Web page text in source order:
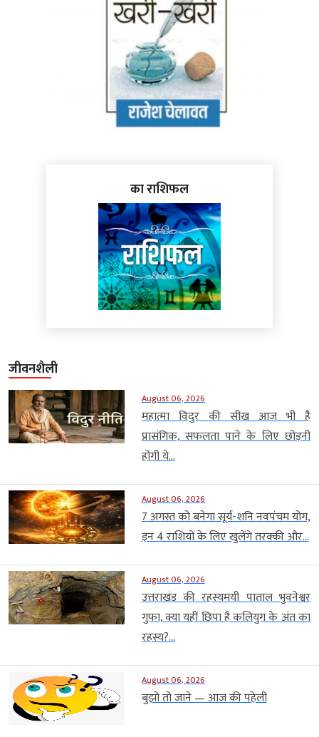
का राशिफल
जीवनशैली
August 06, 2026
महात्मा विदुर की सीख आज भी है
प्रासंगिक, सफलता पाने के लिए छोड़नी
होंगी ये...
August 06, 2026
7 अगस्त को बनेगा सूर्य-शनि नवपंचम योग,
इन 4 राशियों के लिए खुलेंगे तरक्की और...
August 06, 2026
उत्तराखंड की रहस्यमयी पाताल भुवनेश्वर
गुफा, क्या यहीं छिपा है कलियुग के अंत का
रहस्य?...
August 06, 2026
बुझो तो जाने — आज की पहेली